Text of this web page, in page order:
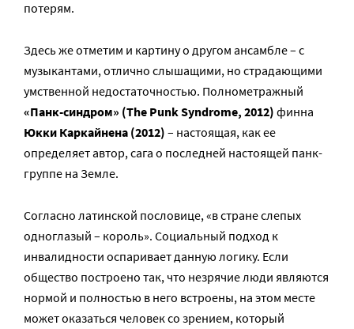
потерям.
Здесь же отметим и картину о другом ансамбле – с
музыкантами, отлично слышащими, но страдающими
умственной недостаточностью. Полнометражный
«Панк-синдром» (The Punk Syndrome, 2012) финна
Юкки Каркайнена (2012) – настоящая, как ее
определяет автор, сага о последней настоящей панк-
группе на Земле.
Согласно латинской пословице, «в стране слепых
одноглазый – король». Социальный подход к
инвалидности оспаривает данную логику. Если
общество построено так, что незрячие люди являются
нормой и полностью в него встроены, на этом месте
может оказаться человек со зрением, который